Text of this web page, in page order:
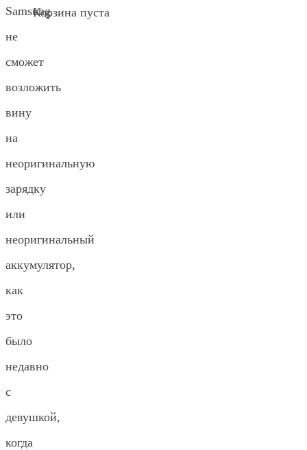
Корзина пуста
Samsung
не
сможет
возложить
вину
на
неоригинальную
зарядку
или
неоригинальный
аккумулятор,
как
это
было
недавно
с
девушкой,
когда